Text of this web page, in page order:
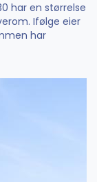
har en størrelse
Ifølge eier
har